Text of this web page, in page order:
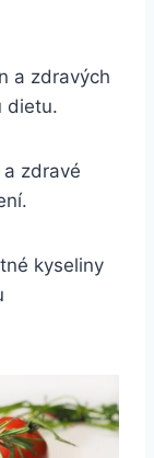
a zdravých
dietu.
zdravé
kyseliny